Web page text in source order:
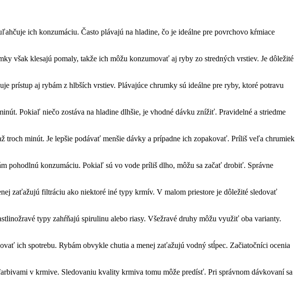
ich konzumáciu. Často plávajú na hladine, čo je ideálne pre povrchovo kŕmiace
však klesajú pomaly, takže ich môžu konzumovať aj ryby zo stredných vrstiev. Je dôležité
prístup aj rybám z hlbších vrstiev. Plávajúce chrumky sú ideálne pre ryby, ktoré potravu
Pokiaľ niečo zostáva na hladine dlhšie, je vhodné dávku znížiť. Pravidelné a striedme
minút. Je lepšie podávať menšie dávky a prípadne ich zopakovať. Príliš veľa chrumiek
pohodlnú konzumáciu. Pokiaľ sú vo vode príliš dlho, môžu sa začať drobiť. Správne
zaťažujú filtráciu ako niektoré iné typy krmív. V malom priestore je dôležité sledovať
typy zahŕňajú spirulinu alebo riasy. Všežravé druhy môžu využiť oba varianty.
ich spotrebu. Rybám obvykle chutia a menej zaťažujú vodný stĺpec. Začiatočníci ocenia
v krmive. Sledovaniu kvality krmiva tomu môže predísť. Pri správnom dávkovaní sa